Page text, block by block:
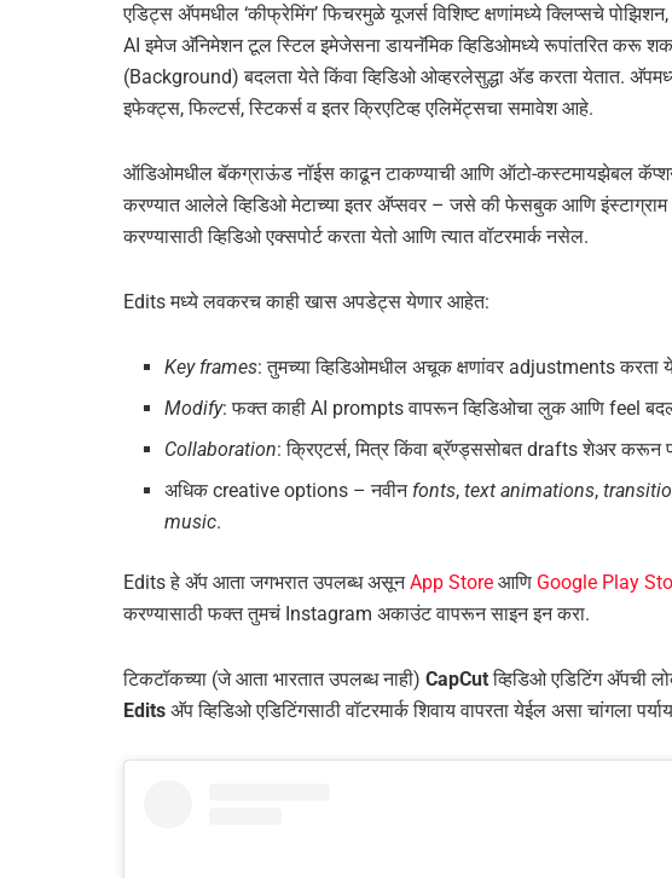
एडिट्स अ‍ॅपमधील ‘कीफ्रेमिंग’ फिचरमुळे यूजर्स विशिष्ट क्षणांमध्ये क्लिप्सचे
AI इमेज अ‍ॅनिमेशन टूल स्टिल इमेजेसना डायनॅमिक व्हिडिओमध्ये रूपांतरित करू
(Background) बदलता येते किंवा व्हिडिओ ओव्हरलेसुद्धा अ‍ॅड करता येतात.
इफेक्ट्स, फिल्टर्स, स्टिकर्स व इतर क्रिएटिव्ह एलिमेंट्सचा समावेश आहे.
ऑडिओमधील बॅकग्राऊंड नॉईस काढून टाकण्याची आणि ऑटो-कस्टमायझेबल
करण्यात आलेले व्हिडिओ मेटाच्या इतर अ‍ॅप्सवर – जसे की फेसबुक आणि
करण्यासाठी व्हिडिओ एक्सपोर्ट करता येतो आणि त्यात वॉटरमार्क नसेल.
Edits मध्ये लवकरच काही खास अपडेट्स येणार आहेत:
Key frames: तुमच्या व्हिडिओमधील अचूक क्षणांवर adjustments करता
Modify: फक्त काही AI prompts वापरून व्हिडिओचा लुक आणि feel
Collaboration: क्रिएटर्स, मित्र किंवा ब्रॅण्ड्ससोबत drafts शेअर करून
अधिक creative options – नवीन fonts,text animations,
music.
Edits हे अ‍ॅप आता जगभरात उपलब्ध असूनApp Store आणि Google Play
करण्यासाठी फक्त तुमचं Instagram अकाउंट वापरून साइन इन करा.
टिकटॉकच्या (जे आता भारतात उपलब्ध नाही) CapCutव्हिडिओ एडिटिंग अ‍ॅपची
Edits अ‍ॅप व्हिडिओ एडिटिंगसाठी वॉटरमार्क शिवाय वापरता येईल असा चांगला